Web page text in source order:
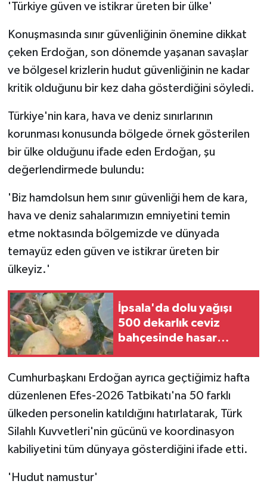
'Türkiye güven ve istikrar üreten bir ülke'
Konuşmasında sınır güvenliğinin önemine dikkat
çeken Erdoğan, son dönemde yaşanan savaşlar
ve bölgesel krizlerin hudut güvenliğinin ne kadar
kritik olduğunu bir kez daha gösterdiğini söyledi.
Türkiye'nin kara, hava ve deniz sınırlarının
korunması konusunda bölgede örnek gösterilen
bir ülke olduğunu ifade eden Erdoğan, şu
değerlendirmede bulundu:
'Biz hamdolsun hem sınır güvenliği hem de kara,
hava ve deniz sahalarımızın emniyetini temin
etme noktasında bölgemizde ve dünyada
temayüz eden güven ve istikrar üreten bir
ülkeyiz.'
İpsala'da dolu yağışı
500 dekarlık ceviz
bahçesinde hasar
Cumhurbaşkanı Erdoğan ayrıca geçtiğimiz hafta
düzenlenen Efes-2026 Tatbikatı'na 50 farklı
ülkeden personelin katıldığını hatırlatarak, Türk
Silahlı Kuvvetleri'nin gücünü ve koordinasyon
kabiliyetini tüm dünyaya gösterdiğini ifade etti.
'Hudut namustur'